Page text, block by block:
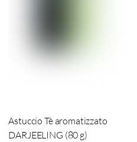
Astuccio Tè aromatizzato
DARJEELING (80 g)